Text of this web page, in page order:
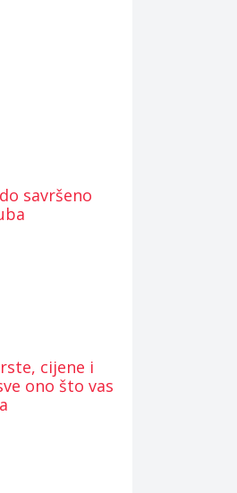
savršeno
cijene i
ono što vas